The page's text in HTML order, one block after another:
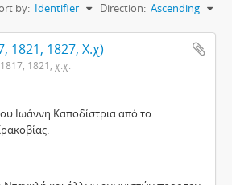
by: Identifier Direction: Ascending
1821, 1827, Χ.χ)
1817, 1821, χ.χ.
Ιωάννη Καποδίστρια από το